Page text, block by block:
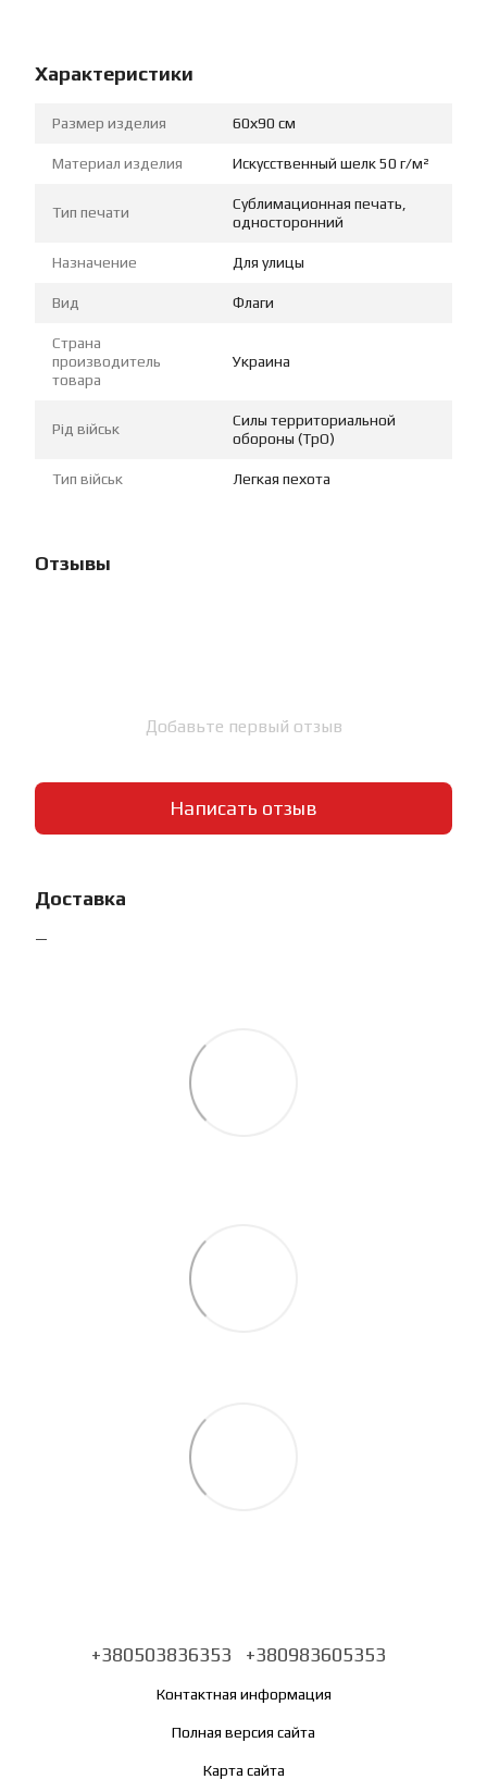
Характеристики
Размер изделия 60х90 см
Материал изделия Искусственный шелк 50 г/м²
Тип печати
Сублимационная печать,
односторонний
Назначение Для улицы
Вид Флаги
Страна
производитель
товара
Украина
Рід військ
Силы территориальной
обороны (ТрО)
Тип військ Легкая пехота
Отзывы
Добавьте первый отзыв
Написать отзыв
Доставка
+380503836353 +380983605353
Контактная информация
Полная версия сайта
Карта сайта